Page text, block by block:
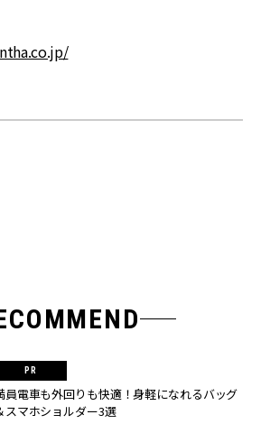
員電車も外回りも快適！身軽になれるバッグ
スマホショルダー3選